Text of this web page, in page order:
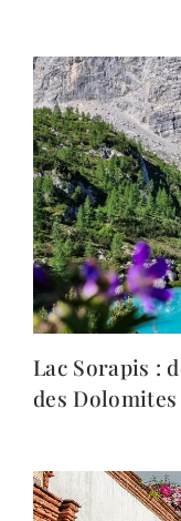
Lac Sorapis :
des Dolomites